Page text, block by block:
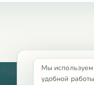
КаталогПартнёрам
Мы используем
удобной